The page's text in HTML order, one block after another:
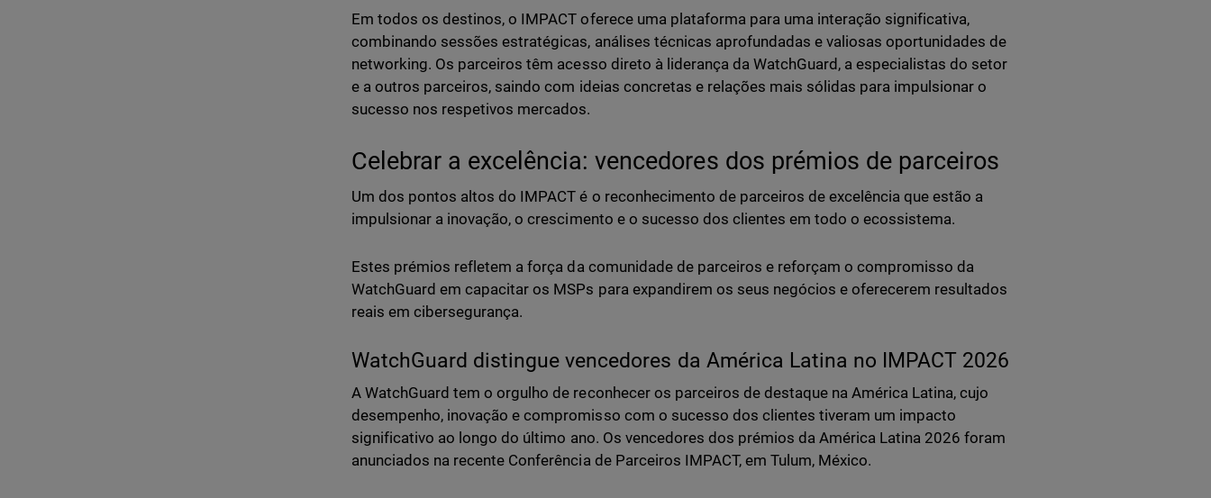
Em todos os destinos, o IMPACT oferece uma plataforma para uma interação significativa,
combinando sessões estratégicas, análises técnicas aprofundadas e valiosas oportunidades de
networking. Os parceiros têm acesso direto à liderança da WatchGuard, a especialistas do setor
e a outros parceiros, saindo com ideias concretas e relações mais sólidas para impulsionar o
sucesso nos respetivos mercados.
Celebrar a excelência: vencedores dos prémios de parceiros
Um dos pontos altos do IMPACT é o reconhecimento de parceiros de excelência que estão a
impulsionar a inovação, o crescimento e o sucesso dos clientes em todo o ecossistema.
Estes prémios refletem a força da comunidade de parceiros e reforçam o compromisso da
WatchGuard em capacitar os MSPs para expandirem os seus negócios e oferecerem resultados
reais em cibersegurança.
WatchGuard distingue vencedores da América Latina no IMPACT 2026
A WatchGuard tem o orgulho de reconhecer os parceiros de destaque na América Latina, cujo
desempenho, inovação e compromisso com o sucesso dos clientes tiveram um impacto
significativo ao longo do último ano. Os vencedores dos prémios da América Latina 2026 foram
anunciados na recente Conferência de Parceiros IMPACT, em Tulum, México.